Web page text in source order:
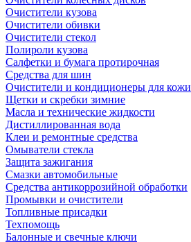
Очистители кузова
Очистители обивки
Очистители стекол
Полироли кузова
Салфетки и бумага протирочная
Средства для шин
Очистители и кондиционеры для кожи
Щетки и скребки зимние
Масла и технические жидкости
Дистиллированная вода
Клеи и ремонтные средства
Омыватели стекла
Защита зажигания
Смазки автомобильные
Средства антикоррозийной обработки
Промывки и очистители
Топливные присадки
Техпомощь
Балонные и свечные ключи